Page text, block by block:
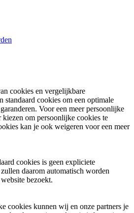
cookies en vergelijkbare
standaard cookies om een optimale
Voor een meer persoonlijke
om persoonlijke cookies te
kan je ook weigeren voor een meer
cookies is geen expliciete
daarom automatisch worden
bezoekt.
cookies kunnen wij en onze partners je